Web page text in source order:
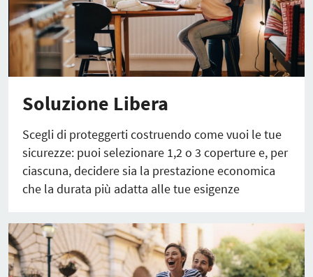
Soluzione Libera
Scegli di proteggerti costruendo come vuoi le tue
sicurezze: puoi selezionare 1,2 o 3 coperture e, per
ciascuna, decidere sia la prestazione economica
che la durata più adatta alle tue esigenze